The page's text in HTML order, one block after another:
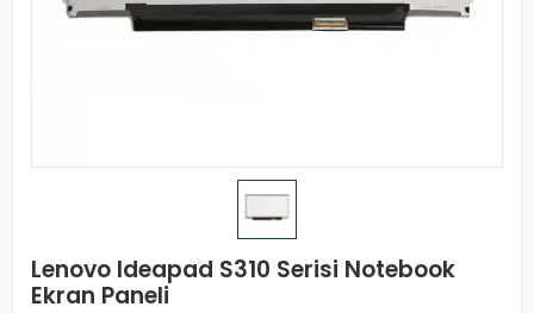
Lenovo Ideapad S310 Serisi Notebook
Ekran Paneli